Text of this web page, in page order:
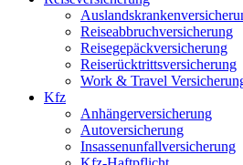
Reiseabbruchversicherung
Reisegepäckversicherung
Reiserücktrittsversicherung
Work & Travel
Kfz
Anhängerversicherung
Autoversicherung
Insassenunfallversicherung